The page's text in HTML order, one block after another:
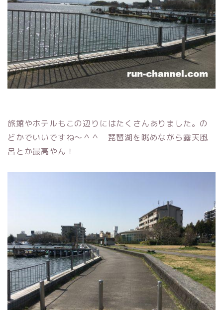
旅館やホテルもこの辺りにはたくさんありました。の
どかでいいですね～＾＾ 琵琶湖を眺めながら露天風
呂とか最高やん！